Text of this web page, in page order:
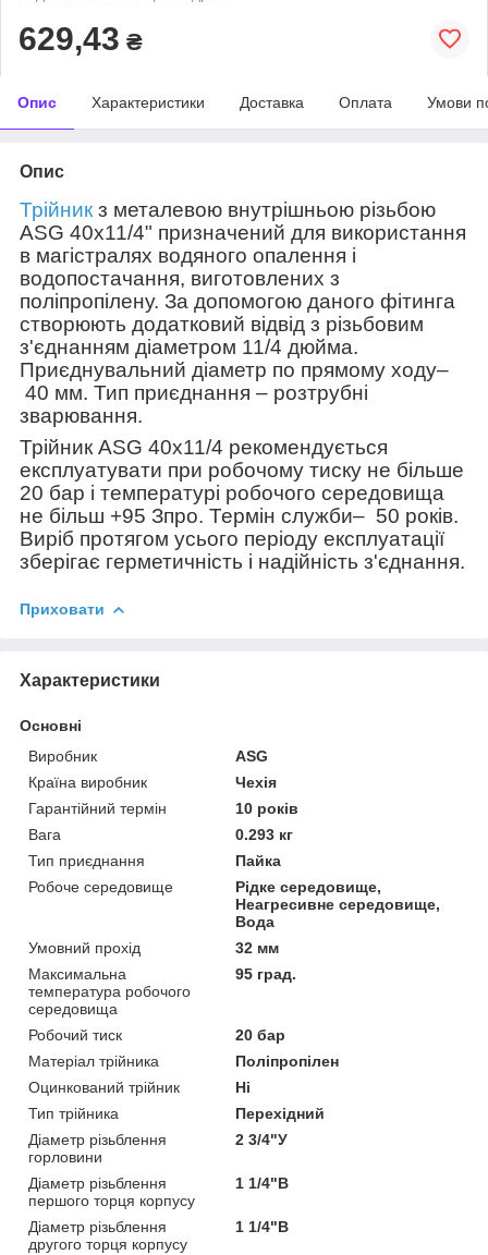
629,43 ₴
Опис Характеристики Доставка Оплата Умови
Опис
Трійник з металевою внутрішньою різьбою
ASG 40х11/4" призначений для використання
в магістралях водяного опалення і
водопостачання, виготовлених з
поліпропілену. За допомогою даного фітинга
створюють додатковий відвід з різьбовим
з'єднанням діаметром 11/4 дюйма.
Приєднувальний діаметр по прямому ходу–
40 мм. Тип приєднання – розтрубні
зварювання.
Трійник ASG 40х11/4 рекомендується
експлуатувати при робочому тиску не більше
20 бар і температурі робочого середовища
не більш +95 Зпро. Термін служби– 50 років.
Виріб протягом усього періоду експлуатації
зберігає герметичність і надійність з'єднання.
Приховати
Характеристики
Основні
Виробник
ASG
Країна виробник
Чехія
Гарантійний термін
10 років
Вага
0.293 кг
Тип приєднання
Пайка
Робоче середовище
Рідке середовище,
Неагресивне середовище,
Вода
Умовний прохід
32 мм
Максимальна
температура робочого
середовища
95 град.
Робочий тиск
20 бар
Матеріал трійника
Поліпропілен
Оцинкований трійник
Ні
Тип трійника
Перехідний
Діаметр різьблення
горловини
2 3/4"У
Діаметр різьблення
першого торця корпусу
1 1/4"В
Діаметр різьблення
другого торця корпусу
1 1/4"В